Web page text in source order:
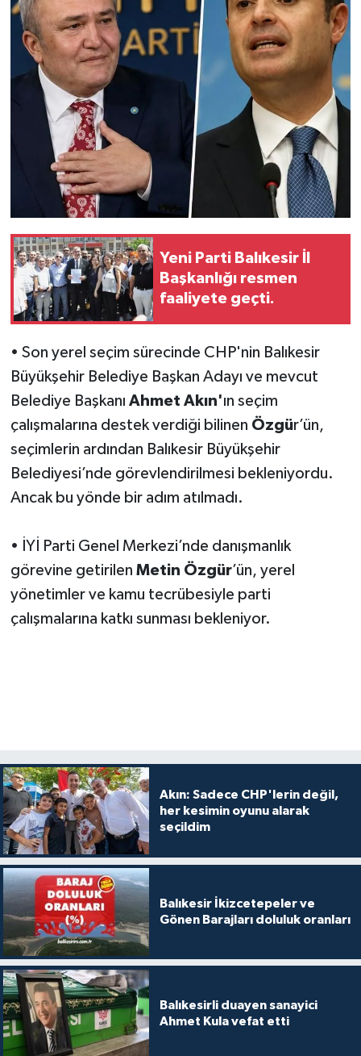
Yeni Parti Balıkesir İl
Başkanlığı resmen
faaliyete geçti.
• Son yerel seçim sürecinde CHP'nin Balıkesir
Büyükşehir Belediye Başkan Adayı ve mevcut
Belediye Başkanı Ahmet Akın'ın seçim
çalışmalarına destek verdiği bilinen Özgür’ün,
seçimlerin ardından Balıkesir Büyükşehir
Belediyesi’nde görevlendirilmesi bekleniyordu.
Ancak bu yönde bir adım atılmadı.
• İYİ Parti Genel Merkezi’nde danışmanlık
görevine getirilen Metin Özgür’ün, yerel
yönetimler ve kamu tecrübesiyle parti
çalışmalarına katkı sunması bekleniyor.
Akın: Sadece CHP'lerin değil,
her kesimin oyunu alarak
seçildim
Balıkesir İkizcetepeler ve
Gönen Barajları doluluk oranları
Balıkesirli duayen sanayici
Ahmet Kula vefat etti